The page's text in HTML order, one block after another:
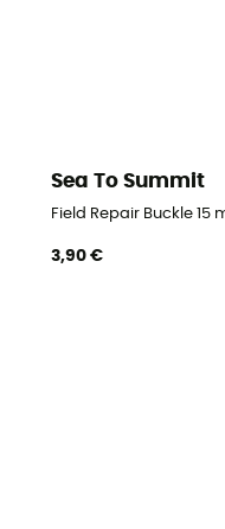
Sea To Summit
Field Repair Buckle 15
3,90 €